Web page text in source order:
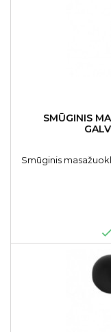
SMŪGINIS
Smūginis